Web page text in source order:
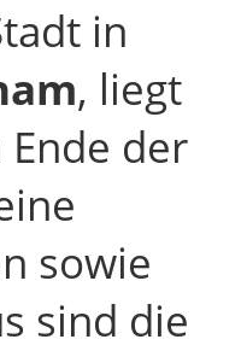
in
, liegt
der
sowie
sind die